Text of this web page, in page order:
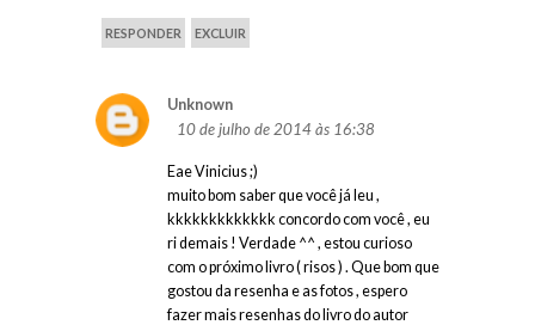
RESPONDER EXCLUIR
Unknown
10 de julho de 2014 às 16:38
Eae Vinicius ;)
muito bom saber que você já leu ,
kkkkkkkkkkkkk concordo com você , eu
ri demais ! Verdade ^^ , estou curioso
com o próximo livro ( risos ) . Que bom que
gostou da resenha e as fotos , espero
fazer mais resenhas do livro do autor